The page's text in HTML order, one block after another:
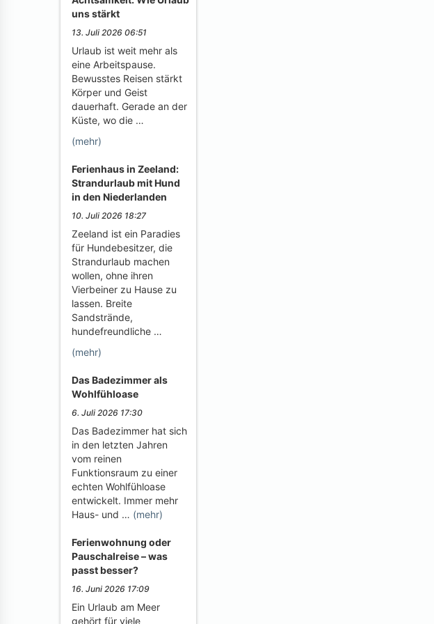
uns stärkt
13. Juli 2026 06:51
Urlaub ist weit mehr als
eine Arbeitspause.
Bewusstes Reisen stärkt
Körper und Geist
dauerhaft. Gerade an der
Küste, wo die …
(mehr)
Ferienhaus in Zeeland:
Strandurlaub mit Hund
in den Niederlanden
10. Juli 2026 18:27
Zeeland ist ein Paradies
für Hundebesitzer, die
Strandurlaub machen
wollen, ohne ihren
Vierbeiner zu Hause zu
lassen. Breite
Sandstrände,
hundefreundliche …
(mehr)
Das Badezimmer als
Wohlfühloase
6. Juli 2026 17:30
Das Badezimmer hat sich
in den letzten Jahren
vom reinen
Funktionsraum zu einer
echten Wohlfühloase
entwickelt. Immer mehr
Haus- und … (mehr)
Ferienwohnung oder
Pauschalreise – was
passt besser?
16. Juni 2026 17:09
Ein Urlaub am Meer
gehört für viele